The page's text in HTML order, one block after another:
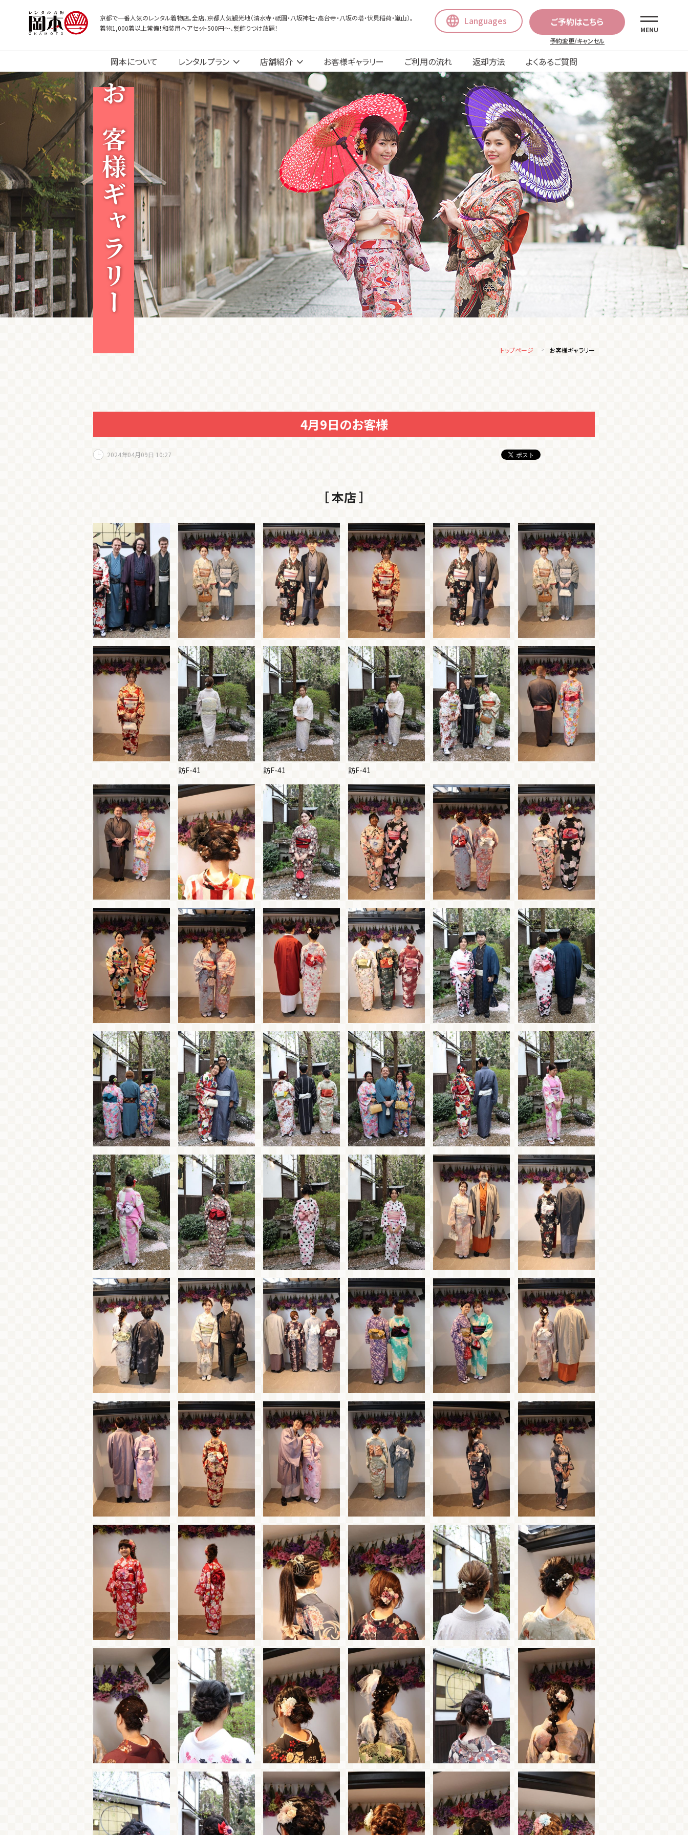
京都で一番人気のレンタル着物店。全店、京都人気観光地（清水寺・祇園・八坂神社・高台寺・八坂の塔・伏見稲荷・嵐山）。
着物1,000着以上常備！和装用ヘアセット500円〜、髪飾りつけ放題！
Languages ご予約はこちら
予約変更/キャンセル
MENU
岡本について レンタルプラン 店舗紹介 お客様ギャラリー ご利用の流れ 返却方法 よくあるご質問
お客様ギャラリー
トップページ お客様ギャラリー
4月9日のお客様
2024年04月09日 10:27
［ 本店 ］
訪F-41 訪F-41 訪F-41